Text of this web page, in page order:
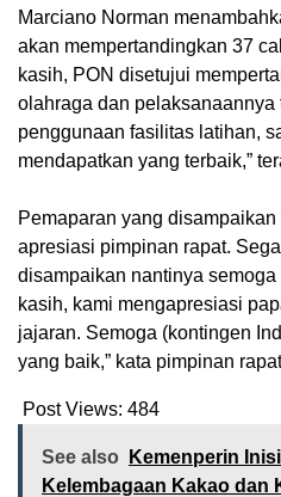
Marciano Norman
akan mempertandingkan 37
kasih, PON disetujui
olahraga dan pelaksanaannya
penggunaan fasilitas latihan,
mendapatkan yang terbaik,”
Pemaparan yang
apresiasi pimpinan rapat.
disampaikan nantinya semoga
kasih, kami mengapresiasi
jajaran. Semoga (kontingen
yang baik,” kata pimpinan
Post Views: 484
See also
Kemenperin
Kelembagaan Kakao dan